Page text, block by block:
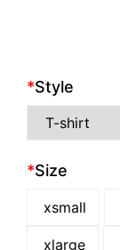
*Style
*Size
xsmall
xlarge